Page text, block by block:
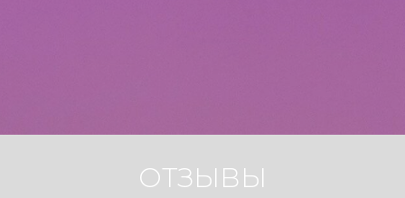
ОТЗЫВЫ